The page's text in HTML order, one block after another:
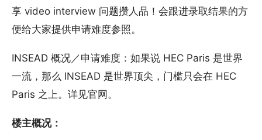
享 video interview 问题攒人品！会跟进录取结果的方
便给大家提供申请难度参照。
INSEAD 概况／申请难度：如果说 HEC Paris 是世界
一流，那么 INSEAD 是世界顶尖，门槛只会在 HEC
Paris 之上。详见官网。
楼主概况：